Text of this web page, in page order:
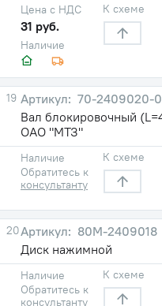
Наличие
Цена с НДС
31 руб.
К схеме
19
70-2409020-
Вал блокировочный
ОАО "МТЗ"
Наличие
Обратитесь к
консультанту
К схеме
20
80М-2409018
Диск нажимной
Наличие
Обратитесь к
консультанту
К схеме